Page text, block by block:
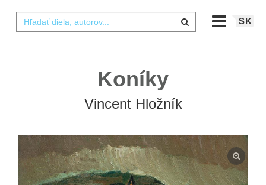
SK
Koníky
Vincent Hložník